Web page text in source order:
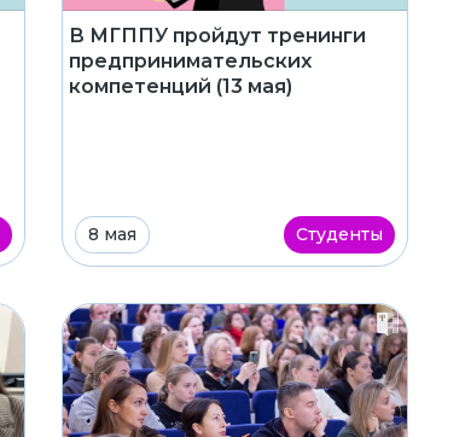
В МГППУ пройдут тренинги
предпринимательских
компетенций (13 мая)
8 мая Студенты